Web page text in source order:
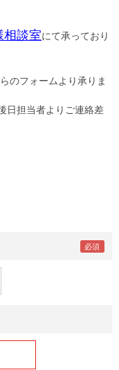
相談室にて承っており
のフォームより承りま
担当者よりご連絡差